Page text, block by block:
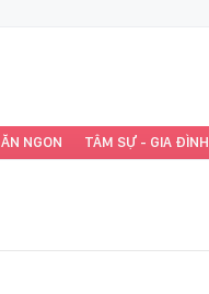
ĂN NGON TÂM SỰ - GIA ĐÌNH